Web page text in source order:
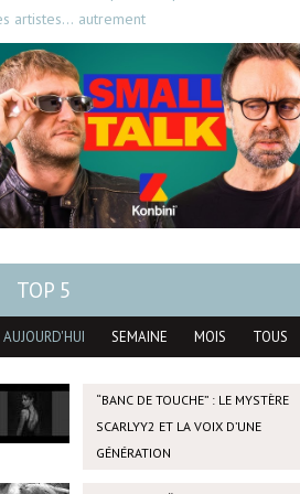
artistes… autrement
TOP 5
AUJOURD'HUI SEMAINE MOIS TOUS
“BANC DE TOUCHE” : LE MYSTÈRE
SCARLYY2 ET LA VOIX D’UNE
GÉNÉRATION